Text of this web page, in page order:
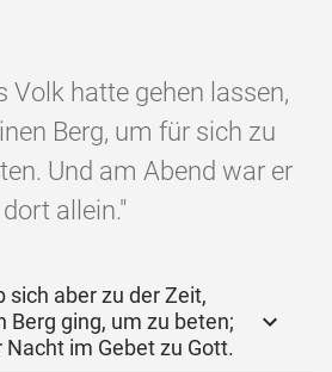
Volk hatte gehen lassen,
Berg, um für sich zu
Und am Abend war er
dort allein."
sich aber zu der Zeit,
Berg ging, um zu beten;
Nacht im Gebet zu Gott.